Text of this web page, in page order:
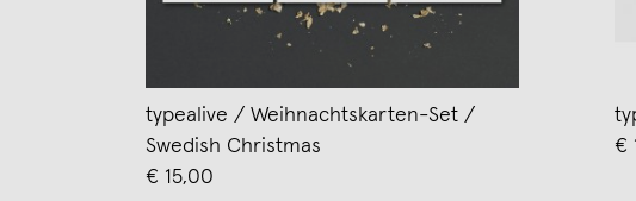
typealive / Weihnachtskarten-Set /
Swedish Christmas
€ 15,00
€